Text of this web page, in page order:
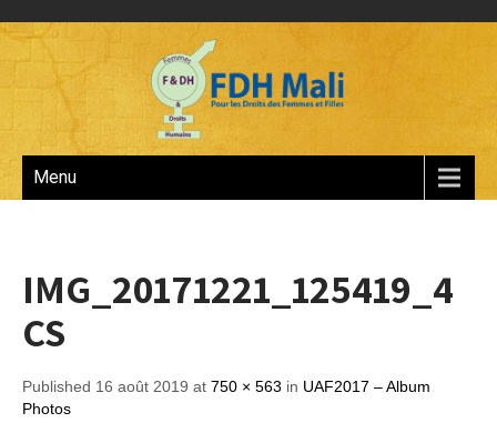
Menu
IMG_20171221_125419_4
CS
Published 16 août 2019 at 750 × 563 in UAF2017 – Album
Photos